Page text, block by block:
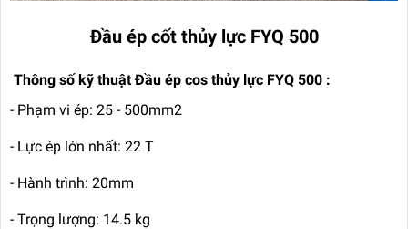
Đầu ép cốt thủy lực FYQ 500
Thông số kỹ thuật Đầu ép cos thủy lực FYQ 500 :
- Phạm vi ép: 25 - 500mm2
- Lực ép lớn nhất: 22 T
- Hành trình: 20mm
- Trọng lượng: 14.5 kg